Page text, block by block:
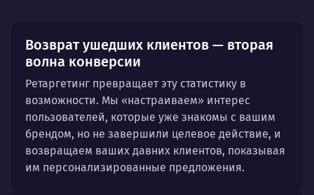
Возврат ушедших клиентов — вторая
волна конверсии
Ретаргетинг превращает эту статистику в
возможности. Мы «настраиваем» интерес
пользователей, которые уже знакомы с вашим
брендом, но не завершили целевое действие, и
возвращаем ваших давних клиентов, показывая
им персонализированные предложения.